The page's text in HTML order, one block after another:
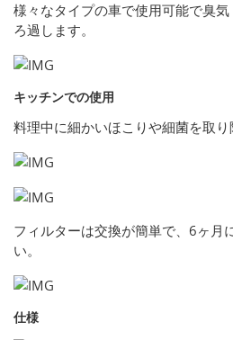
様々なタイプの車で使用可能で臭
ろ過します。
キッチンでの使用
料理中に細かいほこりや細菌を取り
フィルターは交換が簡単で、6ヶ月
い。
仕様